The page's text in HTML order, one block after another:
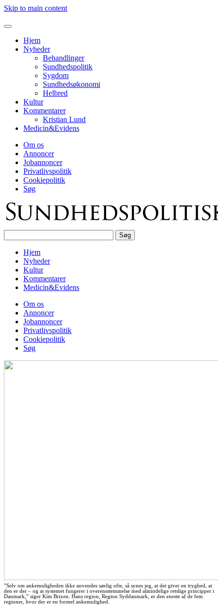
Skip to main content
Hjem
Nyheder
Behandlinger
Sundhedspolitik
Sygdom
Sundhedsøkonomi
Helbred
Kultur
Kommentarer
Kristian Lund
Medicin&Evidens
Om os
Annoncer
Jobannoncer
Privatlivspolitik
Cookiepolitik
Søg
Hjem
Nyheder
Kultur
Kommentarer
Medicin&Evidens
Om os
Annoncer
Jobannoncer
Privatlivspolitik
Cookiepolitik
Søg
”Selv om ankemuligheden ikke anvendes særlig ofte, så synes jeg, at det giver en tryghed, at
den er der – og at systemet fungerer i overensstemmelse med almindelige retslige principper i
Danmark,” siger Kim Brixen. Hans region, Region Syddanmark, er den eneste af de fem
regioner, hvor der er en formel ankemulighed.